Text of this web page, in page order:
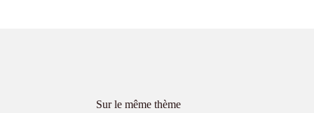
Sur le même thème